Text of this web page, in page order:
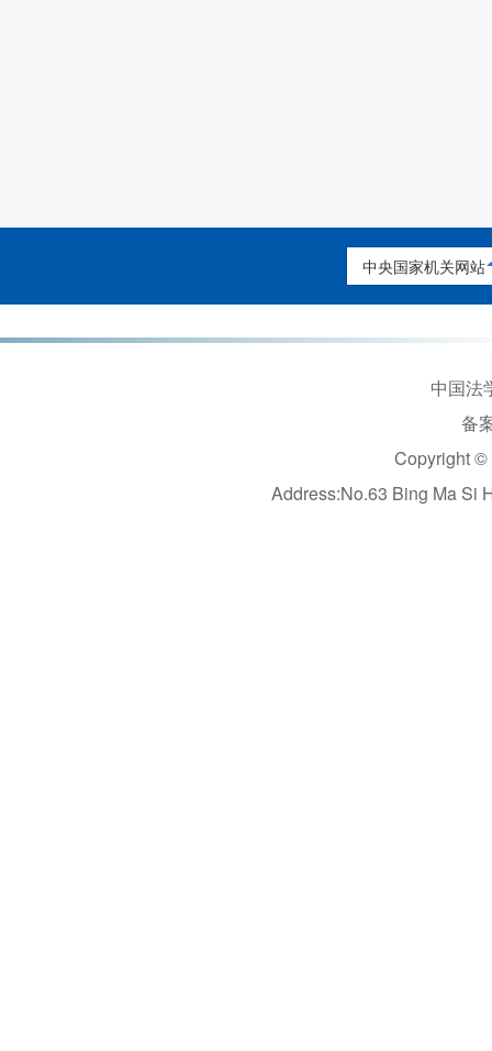
中央国家机关网站
中国法
备
Copyright ©
Address:No.63 Bing Ma Si